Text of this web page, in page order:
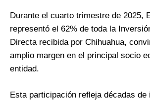
Durante el cuarto trimestre de 2025,
representó el 62% de toda la
Directa recibida por Chihuahua,
amplio margen en el principal socio
entidad.
Esta participación refleja décadas de